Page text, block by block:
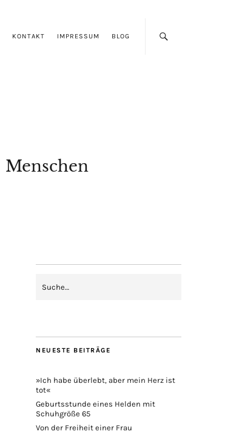
KONTAKT IMPRESSUM BLOG
Menschen
NEUESTE BEITRÄGE
»Ich habe überlebt, aber mein Herz ist
tot«
Geburtsstunde eines Helden mit
Schuhgröße 65
Von der Freiheit einer Frau